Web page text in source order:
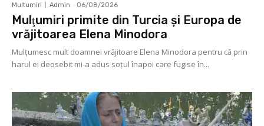
Multumiri Admin - 06/08/2026
Mulţumiri primite din Turcia și Europa de
vrăjitoarea Elena Minodora
Mulţumesc mult doamnei vrăjitoare Elena Minodora pentru că prin
harul ei deosebit mi-a adus soţul înapoi care fugise în...